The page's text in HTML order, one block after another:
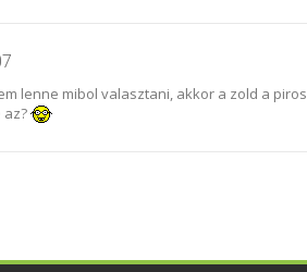
lenne mibol valasztani, akkor a zold a
az?